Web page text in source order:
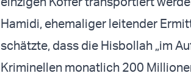
Hamidi, ehemaliger leitender
schätzte, dass die Hisbollah „im
Kriminellen monatlich 200